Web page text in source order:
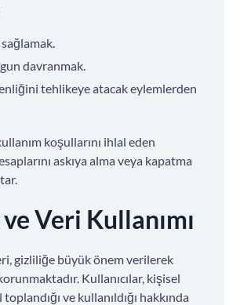
davranmak.
tehlikeye atacak eylemlerden
koşullarını ihlal eden
askıya alma veya kapatma
Veri Kullanımı
gizliliğe büyük önem verilerek
Kullanıcılar, kişisel
ve kullanıldığı hakkında